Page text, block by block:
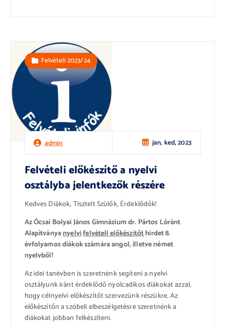
admin jan, ked, 2023
Felvételi 2023/24
Felvételi előkészítő a nyelvi
osztályba jelentkezők részére
Kedves Diákok, Tisztelt Szülők, Érdeklődők!
Az Ócsai Bolyai János Gimnázium dr. Pártos Lóránt
Alapítványanyelvifelvételi előkészítőthirdet 8.
évfolyamos diákok számára angol, illetve német
nyelvből!
Az idei tanévben is szeretnénk segíteni a nyelvi
osztályunk iránt érdeklődő nyolcadikos diákokat azzal,
hogy célnyelvi előkészítőt szervezünk részükre. Az
előkészítőn a szóbeli elbeszélgetésre szeretnénk a
diákokat jobban felkészíteni.